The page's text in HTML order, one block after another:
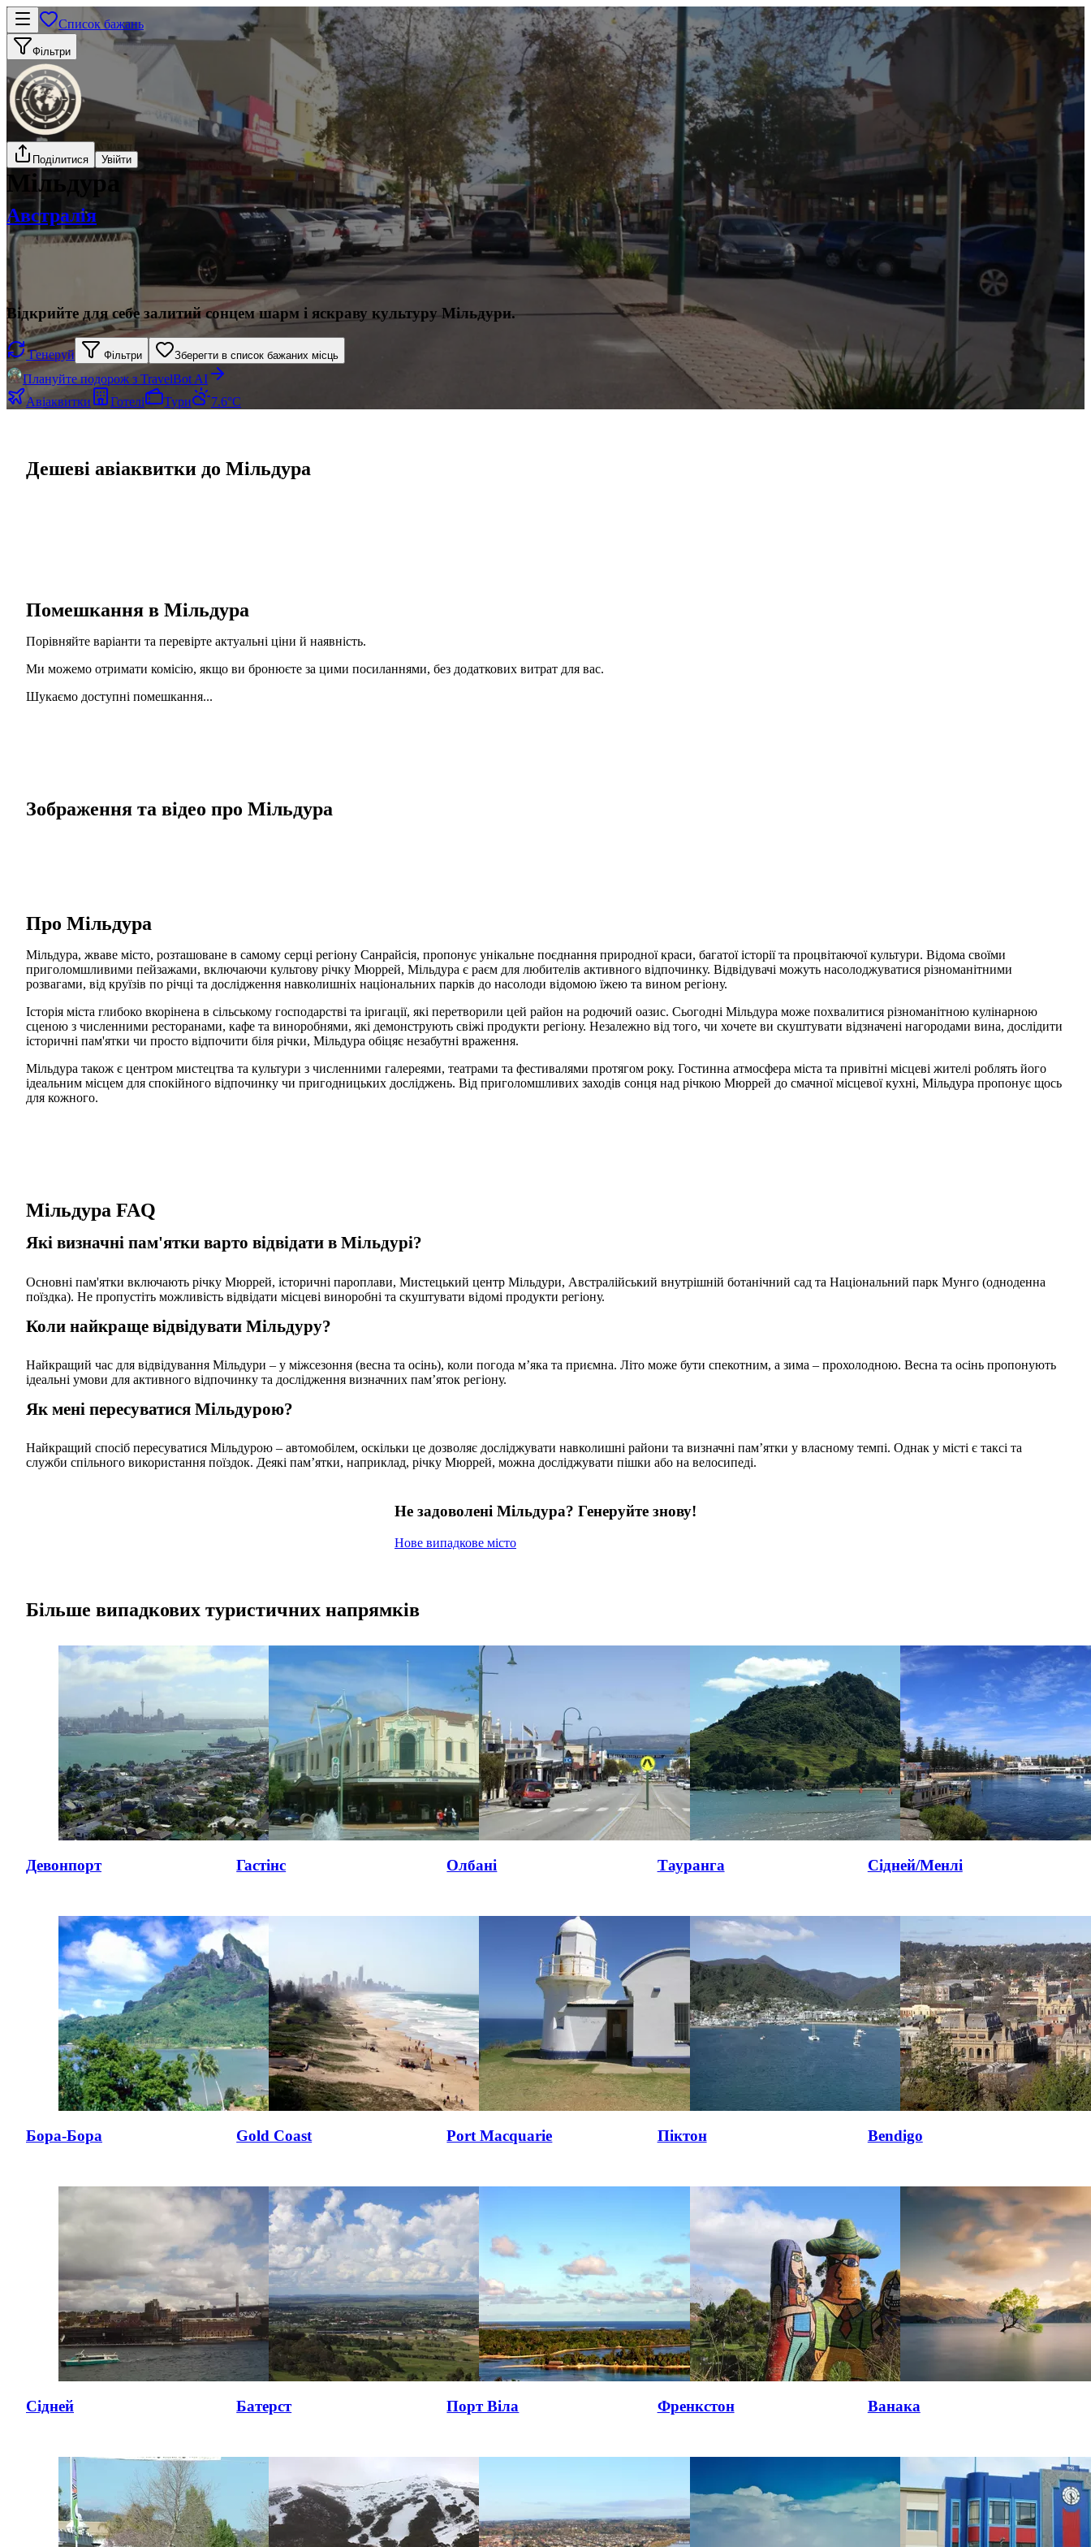
Список бажань
Фільтри
Поділитися Увійти
Мільдура
Австралія
Відкрийте для себе залитий сонцем шарм і яскраву культуру Мільдури.
Генеруй Фільтри Зберегти в список бажаних місць
Плануйте подорож з TravelBot AI
Авіаквитки
Готелі Тури 7.6°C
Дешеві авіаквитки до Мільдура
Помешкання в Мільдура
Порівняйте варіанти та перевірте актуальні ціни й наявність.
Ми можемо отримати комісію, якщо ви бронюєте за цими посиланнями, без додаткових витрат для вас.
Шукаємо доступні помешкання...
Зображення та відео про Мільдура
Про Мільдура
Мільдура, жваве місто, розташоване в самому серці регіону Санрайсія, пропонує унікальне поєднання природної краси, багатої історії та процвітаючої культури. Відома своїми
приголомшливими пейзажами, включаючи культову річку Мюррей, Мільдура є раєм для любителів активного відпочинку. Відвідувачі можуть насолоджуватися різноманітними
розвагами, від круїзів по річці та дослідження навколишніх національних парків до насолоди відомою їжею та вином регіону.
Історія міста глибоко вкорінена в сільському господарстві та іригації, які перетворили цей район на родючий оазис. Сьогодні Мільдура може похвалитися різноманітною кулінарною
сценою з численними ресторанами, кафе та виноробнями, які демонструють свіжі продукти регіону. Незалежно від того, чи хочете ви скуштувати відзначені нагородами вина, дослідити
історичні пам'ятки чи просто відпочити біля річки, Мільдура обіцяє незабутні враження.
Мільдура також є центром мистецтва та культури з численними галереями, театрами та фестивалями протягом року. Гостинна атмосфера міста та привітні місцеві жителі роблять його
ідеальним місцем для спокійного відпочинку чи пригодницьких досліджень. Від приголомшливих заходів сонця над річкою Мюррей до смачної місцевої кухні, Мільдура пропонує щось
для кожного.
Мільдура FAQ
Які визначні пам'ятки варто відвідати в Мільдурі?
Основні пам'ятки включають річку Мюррей, історичні пароплави, Мистецький центр Мільдури, Австралійський внутрішній ботанічний сад та Національний парк Мунго (одноденна
поїздка). Не пропустіть можливість відвідати місцеві виноробні та скуштувати відомі продукти регіону.
Коли найкраще відвідувати Мільдуру?
Найкращий час для відвідування Мільдури – у міжсезоння (весна та осінь), коли погода м’яка та приємна. Літо може бути спекотним, а зима – прохолодною. Весна та осінь пропонують
ідеальні умови для активного відпочинку та дослідження визначних пам’яток регіону.
Як мені пересуватися Мільдурою?
Найкращий спосіб пересуватися Мільдурою – автомобілем, оскільки це дозволяє досліджувати навколишні райони та визначні пам’ятки у власному темпі. Однак у місті є таксі та
служби спільного використання поїздок. Деякі пам’ятки, наприклад, річку Мюррей, можна досліджувати пішки або на велосипеді.
Не задоволені Мільдура? Генеруйте знову!
Нове випадкове місто
Більше випадкових туристичних напрямків
Девонпорт Гастінс Олбані Тауранга Сідней/Менлі
Бора-Бора Gold Coast Port Macquarie Піктон Bendigo
Сідней Батерст Порт Віла Френкстон Ванака